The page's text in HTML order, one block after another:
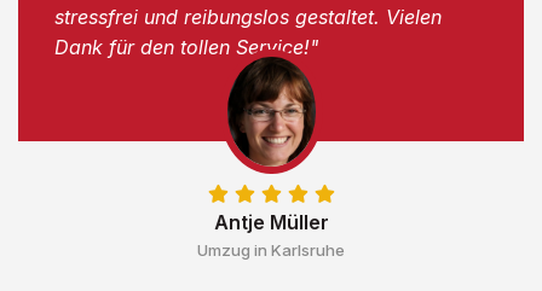
Antje Müller
Umzug in Karlsruhe
stressfrei und reibungslos gestaltet. Vielen
Dank für den tollen Service!"